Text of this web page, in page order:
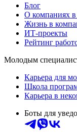
Блог
О компаниях
Жизнь в
ИТ-проекты
Рейтинг
Молодым
Карьера для
Школа
Карьера в
Боты для